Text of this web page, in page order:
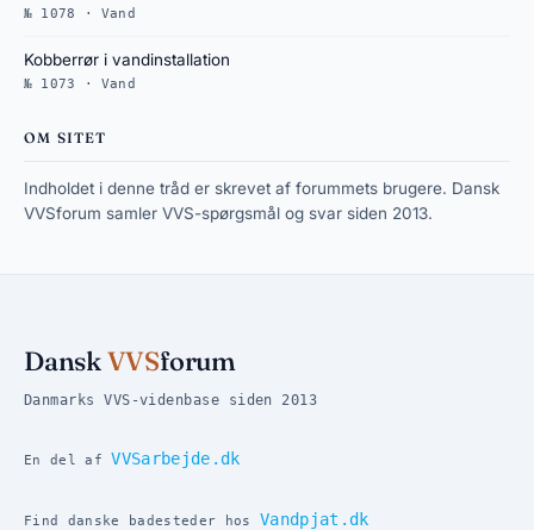
№ 1078 · Vand
Kobberrør i vandinstallation
№ 1073 · Vand
OM SITET
Indholdet i denne tråd er skrevet af forummets brugere. Dansk
VVSforum samler VVS-spørgsmål og svar siden 2013.
DanskVVSforum
Danmarks VVS-videnbase siden 2013
En del afVVSarbejde.dk
Find danske badesteder hos Vandpjat.dk